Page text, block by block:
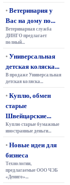
•Ветеринария у
Вас на дому по...
Ветеринарная служба
ДИНГО предлагает
полный...
•Универсальная
детская коляска...
В продаже Универсальная
детская коляска...
•Куплю, обмен
старые
Швейцарские...
Куплю старые бумажные
иностранные деньги...
•Новые идеи для
бизнеса
Технологии,
предлагаемые ООО ЧЭБ
«Дениго»...